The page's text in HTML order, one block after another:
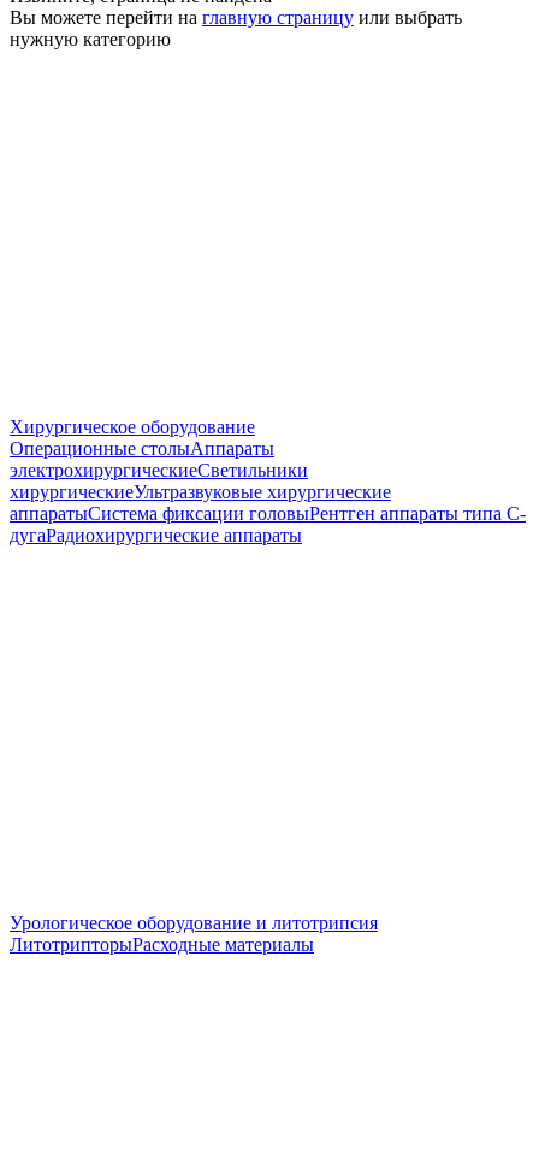
Вы можете перейти на главную страницу или выбрать
нужную категорию
Хирургическое оборудование
Операционные столыАппараты
электрохирургическиеСветильники
хирургическиеУльтразвуковые хирургические
аппаратыСистема фиксации головыРентген аппараты типа С-
дугаРадиохирургические аппараты
Урологическое оборудование и литотрипсия
ЛитотрипторыРасходные материалы